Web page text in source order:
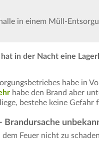
in einem Müll-
hat in der Nacht eine
habe in
habe den Brand aber
bestehe keine Gefahr
Brandursache
dem Feuer nicht zu